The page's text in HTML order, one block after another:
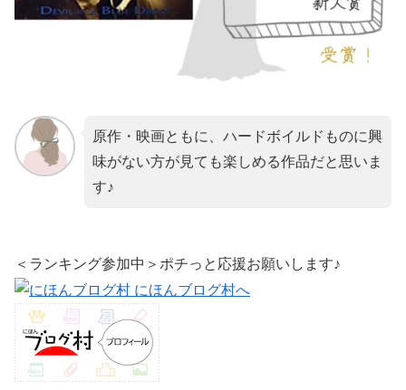
原作・映画ともに、ハードボイルドものに興
味がない方が見ても楽しめる作品だと思いま
す♪
＜ランキング参加中＞ポチっと応援お願いします♪